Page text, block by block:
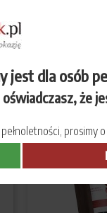
jest dla osób
że
prosimy o